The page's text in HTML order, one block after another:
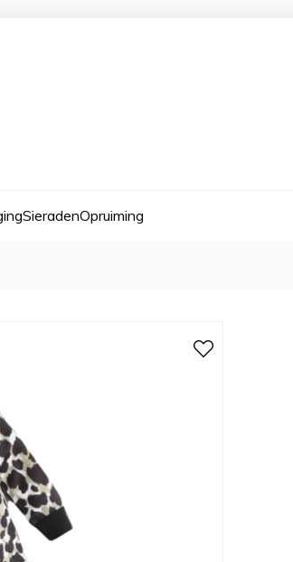
SieradenOpruiming